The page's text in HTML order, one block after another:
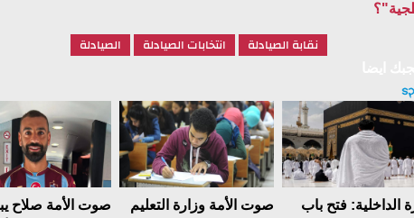
نقابة الصيادلة انتخابات الصيادلة الصيادلة
الداخلية: فتح باب
صوت الأمة وزارة التعليم
صوت الأمة صلاح